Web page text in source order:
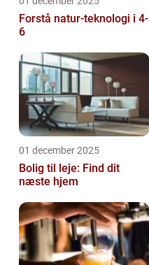
Forstå natur-teknologi i 4-
6
01 december 2025
Bolig til leje: Find dit
næste hjem